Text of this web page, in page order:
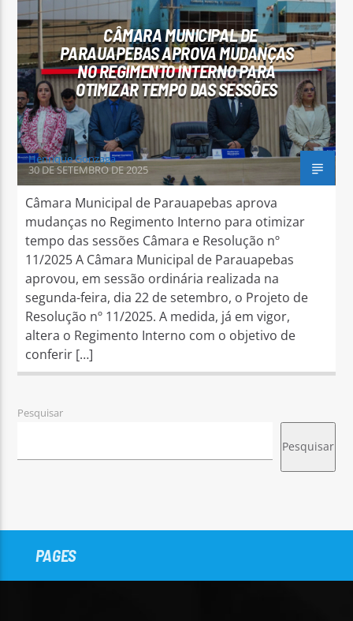
Arara Azul FM
CÂMARA MUNICIPAL DE
PARAUAPEBAS APROVA MUDANÇAS
NO REGIMENTO INTERNO PARA
OTIMIZAR TEMPO DAS SESSÕES
Henrique Gonzaga
30 DE SETEMBRO DE 2025
Câmara Municipal de Parauapebas aprova
mudanças no Regimento Interno para otimizar
tempo das sessões Câmara e Resolução nº
11/2025 A Câmara Municipal de Parauapebas
aprovou, em sessão ordinária realizada na
segunda-feira, dia 22 de setembro, o Projeto de
Resolução nº 11/2025. A medida, já em vigor,
altera o Regimento Interno com o objetivo de
conferir […]
Pesquisar
Pesquisar
PAGES